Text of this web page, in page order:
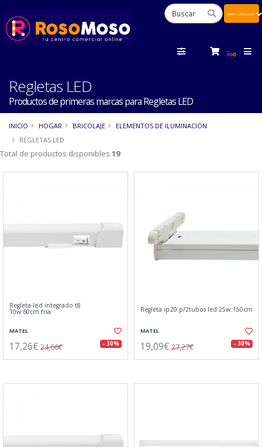
Regletas LED
Productos de primeras marcas para Regletas LED
INICIO HOGAR BRICOLAJE
ELEMENTOS DE ILUMINACIÓN
REGLETAS LED
Total de productos disponibles 19
Regleta led integrado t8
10w.60cm.fria
MATEL
17,26€ 24,66€ - 30%
Regleta ip20 p/2tubos led 25w.150cm
MATEL
19,09€ 27,27€ - 30%